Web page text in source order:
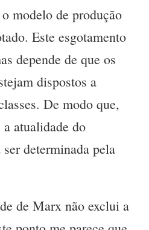
modelo de produção
Este esgotamento
depende de que os
dispostos a
De modo que,
atualidade do
determinada pela
de Marx não exclui a